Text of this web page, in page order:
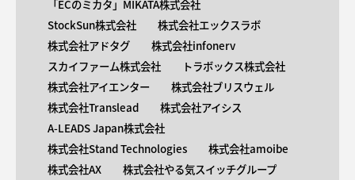
「ECのミカタ」MIKATA株式会社
StockSun株式会社
株式会社エックスラボ
株式会社アドタグ
株式会社infonerv
スカイファーム株式会社
トラボックス株式会社
株式会社アイエンター
株式会社ブリスウェル
株式会社Translead
株式会社アイシス
A-LEADS Japan株式会社
株式会社Stand Technologies
株式会社amoibe
株式会社AX
株式会社やる気スイッチグループ